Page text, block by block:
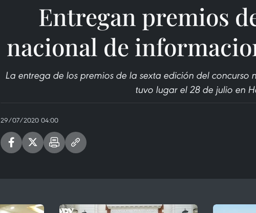
Entregan premios
nacional de
La entrega de los premios de la sexta edición del concurso
tuvo lugar el 28 de julio en
29/07/2020 04:00